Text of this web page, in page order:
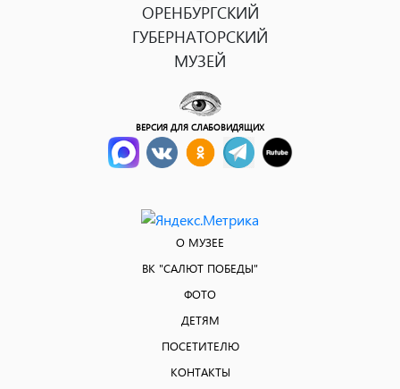
ОРЕНБУРГСКИЙ
ГУБЕРНАТОРСКИЙ
МУЗЕЙ
ВЕРСИЯ ДЛЯ СЛАБОВИДЯЩИХ
О МУЗЕЕ
ВК "САЛЮТ ПОБЕДЫ"
ФОТО
ДЕТЯМ
ПОСЕТИТЕЛЮ
КОНТАКТЫ